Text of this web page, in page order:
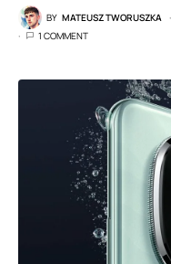
BY MATEUSZ TWORUSZKA
1 COMMENT